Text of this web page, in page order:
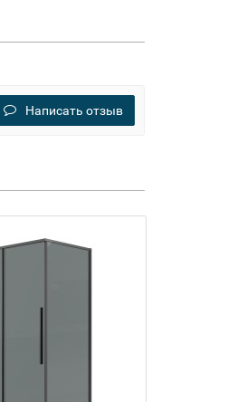
Написать отзыв